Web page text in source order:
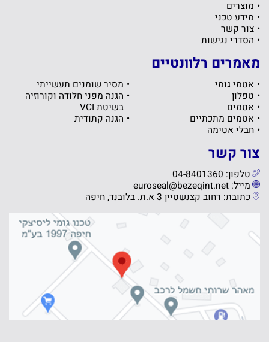
מוצרים
מידע טכני
צור קשר
הסדרי נגישות
מאמרים רלוונטיים
אטמי גומי
טפלון
אטמים
אטמים מתכתיים
חבלי אטימה
מסיר שומנים תעשייתי
הגנה מפני חלודה וקורוזיה
בשיטת VCI
הגנה קתודית
צור קשר
טלפון: 04-8401360
מייל: euroseal@bezeqint.net
כתובת: רחוב קצנשטיין 3 א.ת. בלובנד, חיפה